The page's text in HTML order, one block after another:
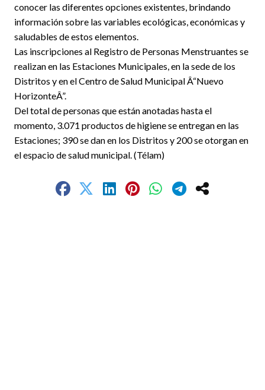
conocer las diferentes opciones existentes, brindando
información sobre las variables ecológicas, económicas y
saludables de estos elementos.
Las inscripciones al Registro de Personas Menstruantes se
realizan en las Estaciones Municipales, en la sede de los
Distritos y en el Centro de Salud Municipal Â“Nuevo
HorizonteÂ”.
Del total de personas que están anotadas hasta el
momento, 3.071 productos de higiene se entregan en las
Estaciones; 390 se dan en los Distritos y 200 se otorgan en
el espacio de salud municipal. (Télam)